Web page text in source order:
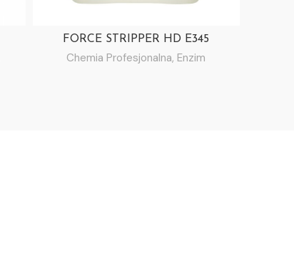
FORCE STRIPPER HD E345
Chemia Profesjonalna, Enzim